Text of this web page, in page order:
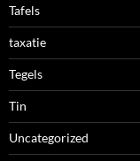
Tafels
taxatie
Tegels
Tin
Uncategorized